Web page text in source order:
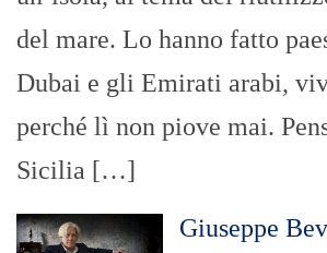
del mare. Lo hanno fatto
Dubai e gli Emirati arabi,
perché lì non piove mai.
Sicilia […]
Giuseppe